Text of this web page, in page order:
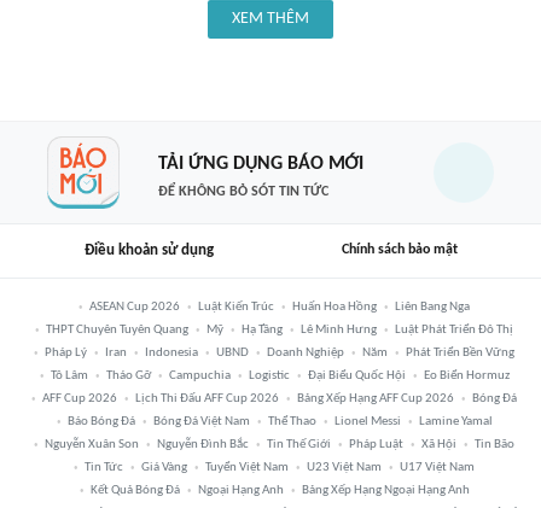
XEM THÊM
TẢI ỨNG DỤNG BÁO MỚI
ĐỂ KHÔNG BỎ SÓT TIN TỨC
Điều khoản sử dụng Chính sách bảo mật
ASEAN Cup 2026 Luật Kiến Trúc Huấn Hoa Hồng
Liên Bang Nga
THPT Chuyên Tuyên Quang
Mỹ Hạ Tầng Lê Minh Hưng
Luật Phát Triển Đô Thị
Pháp Lý
Iran Indonesia UBND Doanh Nghiệp Năm
Phát Triển Bền Vững
Tô Lâm
Tháo Gỡ Campuchia Logistic Đại Biểu Quốc Hội
Eo Biển Hormuz
AFF Cup 2026
Lịch Thi Đấu AFF Cup 2026 Bảng Xếp Hạng AFF Cup 2026
Bóng Đá
Báo Bóng Đá
Bóng Đá Việt Nam Thể Thao Lionel Messi
Lamine Yamal
Nguyễn Xuân Son
Nguyễn Đình Bắc Tin Thế Giới Pháp Luật Xã Hội
Tin Bão
Tin Tức
Giá Vàng Tuyển Việt Nam U23 Việt Nam
U17 Việt Nam
Kết Quả Bóng Đá
Ngoại Hạng Anh
Bảng Xếp Hạng Ngoại Hạng Anh